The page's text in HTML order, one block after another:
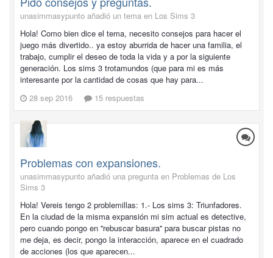
unasimmasypunto añadió un tema en Los Sims 3
Hola! Como bien dice el tema, necesito consejos para hacer el
juego más divertido.. ya estoy aburrida de hacer una familia, el
trabajo, cumplir el deseo de toda la vida y a por la siguiente
generación. Los sims 3 trotamundos (que para mi es más
interesante por la cantidad de cosas que hay para...
28 sep 2016
15 respuestas
Problemas con expansiones.
unasimmasypunto añadió una pregunta en Problemas de Los
Sims 3
Hola! Vereis tengo 2 problemillas: 1.- Los sims 3: Triunfadores.
En la ciudad de la misma expansión mi sim actual es detective,
pero cuando pongo en ''rebuscar basura'' para buscar pistas no
me deja, es decir, pongo la interacción, aparece en el cuadrado
de acciones (los que aparecen...